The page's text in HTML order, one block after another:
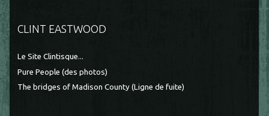
CLINT EASTWOOD
Le Site Clintisque...
Pure People (des photos)
The bridges of Madison County (Ligne de fuite)